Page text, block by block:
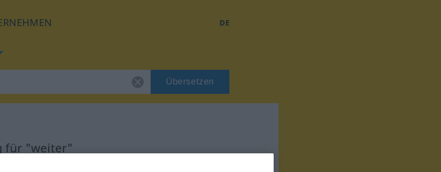
DE
Übersetzen
für "weiter"